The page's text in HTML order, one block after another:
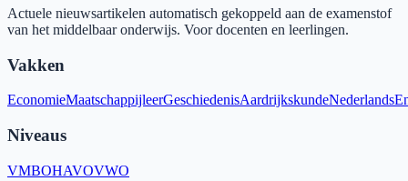
Actuele nieuwsartikelen automatisch gekoppeld aan de examenstof
van het middelbaar onderwijs. Voor docenten en leerlingen.
Vakken
EconomieMaatschappijleerGeschiedenisAardrijkskundeNederlands
Niveaus
VMBOHAVOVWO